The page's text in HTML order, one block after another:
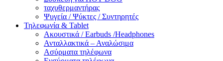
ταχυθερμαντήρας
Ψυγεία / Ψύκτες / Συντηρητές
Τηλεφωνία & Tablet
Ακουστικά / Earbuds /Headphones
Ανταλλακτικά – Αναλώσιμα
Ασύρματα τηλέφωνα